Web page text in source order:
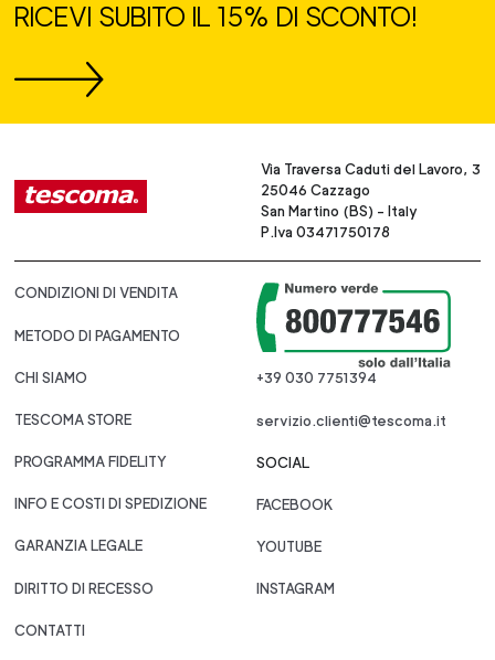
RICEVI SUBITO IL 15% DI SCONTO!
Via Traversa Caduti del Lavoro, 3
25046 Cazzago
San Martino (BS) - Italy
P.Iva 03471750178
CONDIZIONI DI VENDITA
METODO DI PAGAMENTO
CHI SIAMO
TESCOMA STORE
PROGRAMMA FIDELITY
INFO E COSTI DI SPEDIZIONE
GARANZIA LEGALE
DIRITTO DI RECESSO
CONTATTI
+39 030 7751394
servizio.clienti@tescoma.it
SOCIAL
FACEBOOK
YOUTUBE
INSTAGRAM